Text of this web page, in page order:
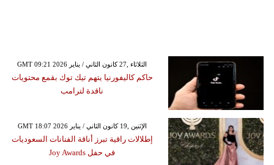
GMT 09:21 2026 الثلاثاء ,27 كانون الثاني / يناير
حاكم كاليفورنيا يتهم تيك توك بقمع محتويات
ناقدة لترامب
GMT 18:07 2026 الإثنين ,19 كانون الثاني / يناير
إطلالات راقية تبرز أناقة الفنانات السعوديات
في حفل Joy Awards